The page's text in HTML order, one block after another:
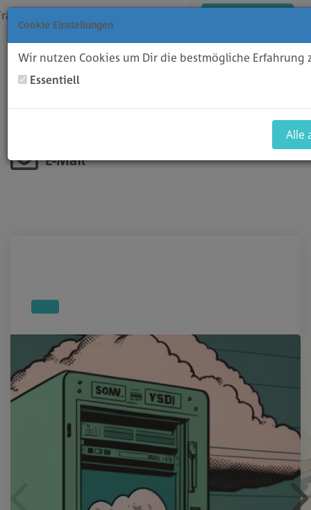
E-Mail
Cookie Einstellungen
Wir nutzen Cookies um Dir die bestmögliche Erfahrung
Essentiell
Alle